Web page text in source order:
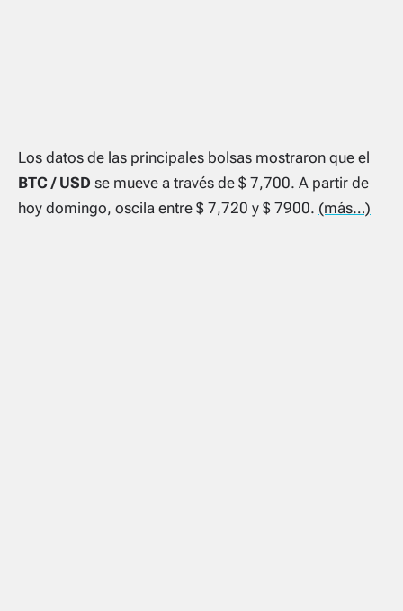
Los datos de las principales bolsas mostraron que el
BTC / USD se mueve a través de $ 7,700. A partir de
hoy domingo, oscila entre $ 7,720 y $ 7900. (más…)